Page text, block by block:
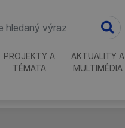
PROJEKTY A
TÉMATA
AKTUALITY A
MULTIMÉDIA